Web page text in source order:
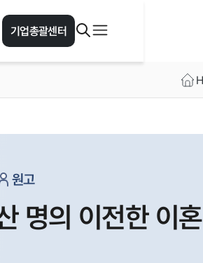
기업총괄센터
원고
명의 이전한 이